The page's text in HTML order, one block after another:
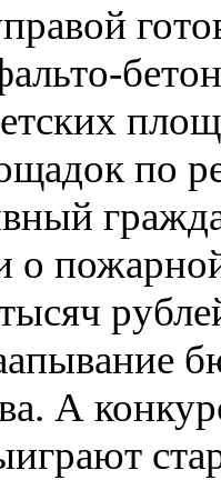
по
о
А